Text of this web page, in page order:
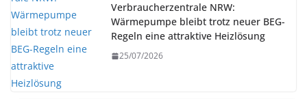
Verbraucherzentrale NRW:
Wärmepumpe bleibt trotz neuer BEG-
Regeln eine attraktive Heizlösung
25/07/2026